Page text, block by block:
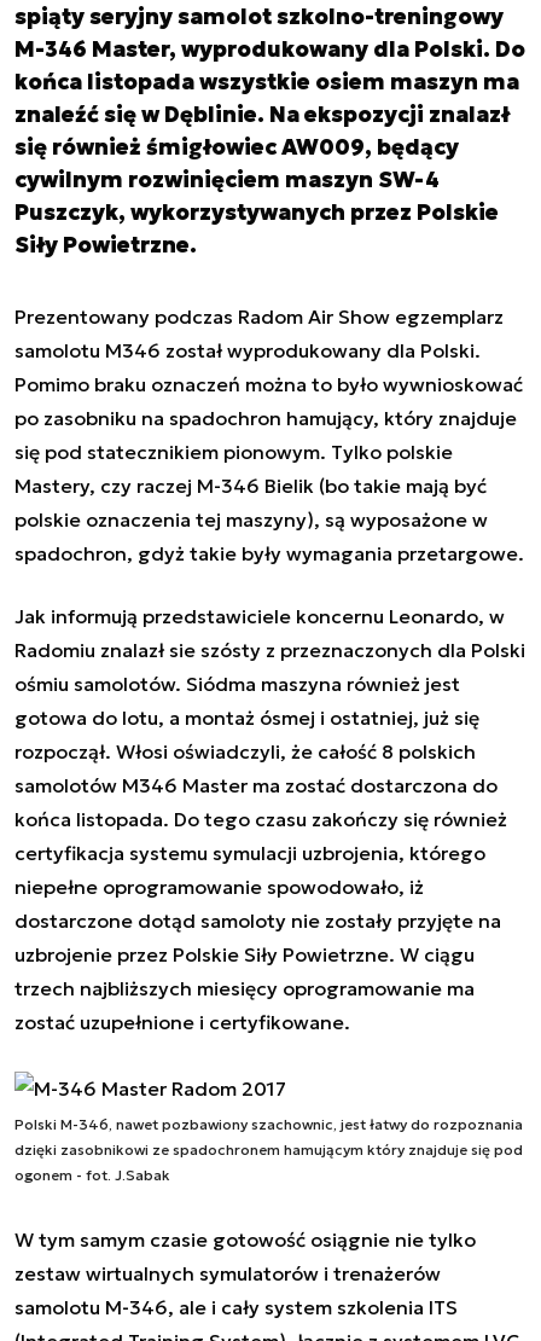
spiąty seryjny samolot szkolno-treningowy
M-346 Master, wyprodukowany dla Polski. Do
końca listopada wszystkie osiem maszyn ma
znaleźć się w Dęblinie. Na ekspozycji znalazł
się również śmigłowiec AW009, będący
cywilnym rozwinięciem maszyn SW-4
Puszczyk, wykorzystywanych przez Polskie
Siły Powietrzne.
Prezentowany podczas Radom Air Show egzemplarz
samolotu M346 został wyprodukowany dla Polski.
Pomimo braku oznaczeń można to było wywnioskować
po zasobniku na spadochron hamujący, który znajduje
się pod statecznikiem pionowym. Tylko polskie
Mastery, czy raczej M-346 Bielik (bo takie mają być
polskie oznaczenia tej maszyny), są wyposażone w
spadochron, gdyż takie były wymagania przetargowe.
Jak informują przedstawiciele koncernu Leonardo, w
Radomiu znalazł sie szósty z przeznaczonych dla Polski
ośmiu samolotów. Siódma maszyna również jest
gotowa do lotu, a montaż ósmej i ostatniej, już się
rozpoczął. Włosi oświadczyli, że całość 8 polskich
samolotów M346 Master ma zostać dostarczona do
końca listopada. Do tego czasu zakończy się również
certyfikacja systemu symulacji uzbrojenia, którego
niepełne oprogramowanie spowodowało, iż
dostarczone dotąd samoloty nie zostały przyjęte na
uzbrojenie przez Polskie Siły Powietrzne. W ciągu
trzech najbliższych miesięcy oprogramowanie ma
zostać uzupełnione i certyfikowane.
Polski M-346, nawet pozbawiony szachownic, jest łatwy do rozpoznania
dzięki zasobnikowi ze spadochronem hamującym który znajduje się pod
ogonem - fot. J.Sabak
W tym samym czasie gotowość osiągnie nie tylko
zestaw wirtualnych symulatorów i trenażerów
samolotu M-346, ale i cały system szkolenia ITS